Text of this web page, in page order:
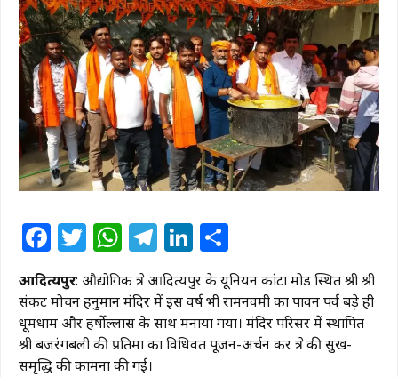
Facebook
Twitter
WhatsApp
Telegram
LinkedIn
आदित्यपुर: औद्योगिक क्षेत्र आदित्यपुर के यूनियन कांटा मोड स्थित श्री श्री
संकट मोचन हनुमान मंदिर में इस वर्ष भी रामनवमी का पावन पर्व बड़े ही
धूमधाम और हर्षोल्लास के साथ मनाया गया। मंदिर परिसर में स्थापित
श्री बजरंगबली की प्रतिमा का विधिवत पूजन-अर्चन कर क्षेत्र की सुख-
समृद्धि की कामना की गई।